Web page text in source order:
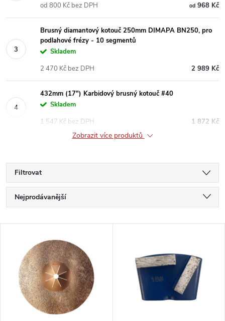
od968 Kč
od 800 Kč bez DPH
Brusný diamantový kotouč 250mm DIMAPA BN250, pro
podlahové frézy - 10 segmentů
Skladem
2 989 Kč
2 470 Kč bez DPH
432mm (17") Karbidový brusný kotouč #40
Skladem
1 872 Kč
1 547 Kč bez DPH
Zobrazit více produktů
Filtrovat
Ř
a
Nejprodávanější
Abecedně